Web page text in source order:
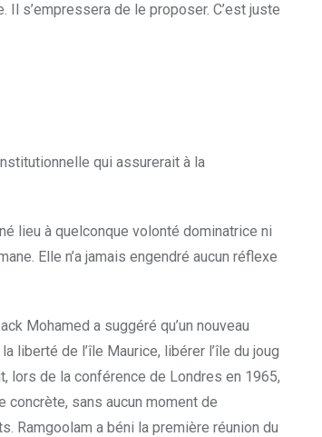
s’empressera de le proposer. C’est juste
qui assurerait à la
lieu à quelconque volonté dominatrice ni
Elle n’a jamais engendré aucun réflexe
Mohamed a suggéré qu’un nouveau
liberté de l’île Maurice, libérer l’île du joug
lors de la conférence de Londres en 1965,
sans aucun moment de
Ramgoolam a béni la première réunion du